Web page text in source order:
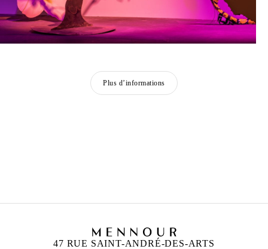
Plus d’informations
47 RUE SAINT-ANDRÉ-DES-ARTS